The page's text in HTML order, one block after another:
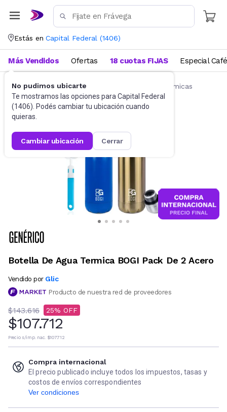
Estás en Capital Federal (1406)
No pudimos ubicarte
Te mostramos las opciones para Capital Federal
(1406). Podés cambiar tu ubicación cuando
quieras.
cambiar ubicación cerrar
Más Vendidos Ofertas 18 cuotas FIJAS Especial Café
Termos y Recipientes térmicos Botellas térmicas
Botella De Agua Termica BOGI Pack De 2 Acero
Vendido por Glic
Producto de nuestra red de proveedores
$143.616 25
$107.712
Precio s/imp. nac. $107.712
Compra internacional
El precio publicado incluye todos los impuestos, tasas y
costos de envíos correspondientes
Ver condiciones